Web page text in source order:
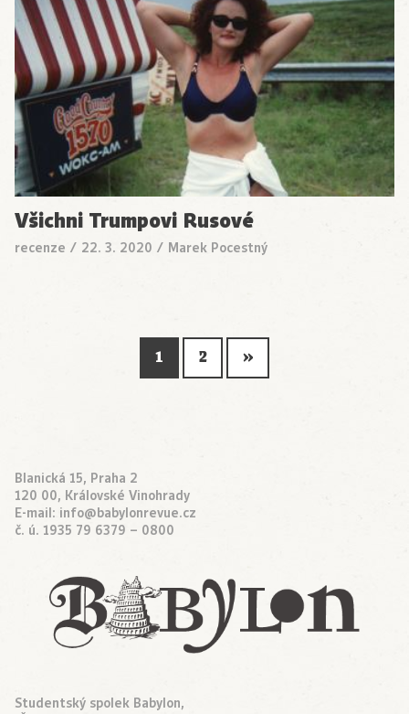
Všichni Trumpovi Rusové
recenze / 22. 3. 2020 / Marek Pocestný
1 2 »
Blanická 15, Praha 2
120 00, Královské Vinohrady
E-mail: info@babylonrevue.cz
č. ú. 1935 79 6379 – 0800
Studentský spolek Babylon,